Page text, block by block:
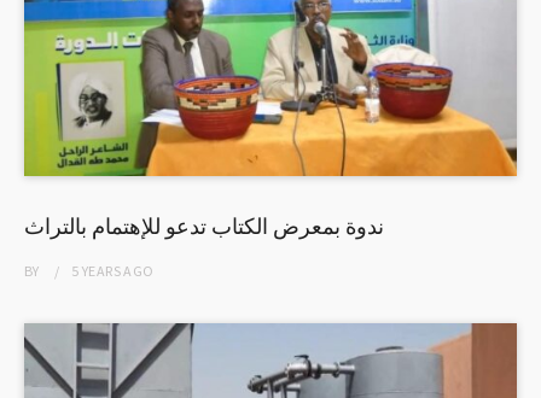
ندوة بمعرض الكتاب تدعو للإهتمام بالتراث
BY 5 YEARSAGO